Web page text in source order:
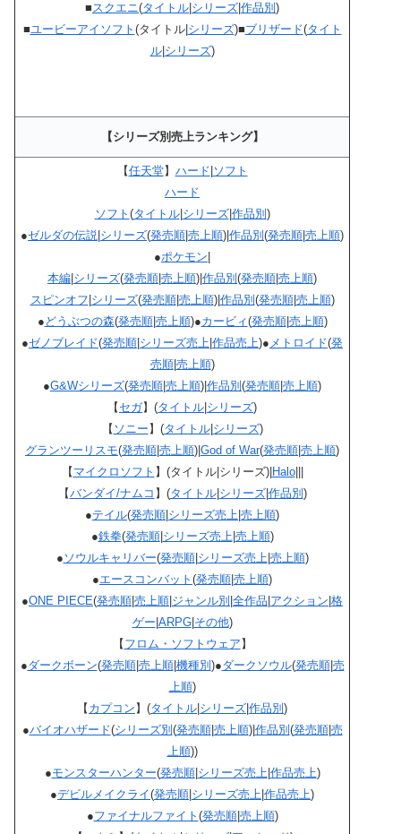
■ スクエニ (タイトル シリーズ 作品別 )
■ユービーアイソフト (タイトル| シリーズ)■ブリザード(タイト
ル| シリーズ)
【シリーズ別売上ランキング】
【任天堂】 ハード ソフト
ハード
ソフト (タイトル| シリーズ| 作品別 )
●ゼルダの伝説 シリーズ(発売順 売上順)| 作品別 (発売順 売上順)
●ポケモン
本編 シリーズ(発売順 売上順)| 作品別 (発売順 売上順)
スピンオフ シリーズ(発売順| 売上順)| 作品別 (発売順| 売上順)
● どうぶつの森(発売順| 売上順)●カービィ(発売順| 売上順)
●ゼノブレイド(発売順 シリーズ売上 作品売上)● メトロイド(発
売順| 売上順)
●G&Wシリーズ(発売順 売上順)| 作品別 (発売順 売上順)
【 セガ】(タイトル シリーズ)
【 ソニー 】(タイトル| シリーズ)
グランツーリスモ(発売順 売上順)| God of War(発売順 売上順)
【 マイクロソフト 】(タイトル|シリーズ)| Halo|||
【バンダイ/ナムコ 】(タイトル| シリーズ| 作品別 )
●テイル(発売順 シリーズ売上 売上順)
●鉄拳(発売順| シリーズ売上 売上順)
● ソウルキャリバー(発売順| シリーズ売上 売上順)
●エースコンバット (発売順 売上順)
●ONE PIECE(発売順 売上順 ジャンル別 全作品 アクション 格
ゲー ARPG| その他)
【 フロム・ソフトウェア 】
●ダークボーン(発売順| 売上順| 機種別 )●ダークソウル(発売順| 売
上順)
【 カプコン 】(タイトル シリーズ 作品別 )
●バイオハザード(シリーズ別 (発売順| 売上順)| 作品別 (発売順| 売
上順))
●モンスターハンター(発売順| シリーズ売上 作品売上)
●デビルメイクライ(発売順 シリーズ売上 作品売上)
●ファイナルファイト (発売順| 売上順)